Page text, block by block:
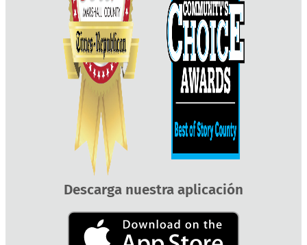
Descarga nuestra aplicación